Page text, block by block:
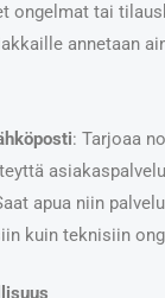
ongelmat tai
annetaan
: Tarjoaa
apua niin
kuin teknisiin